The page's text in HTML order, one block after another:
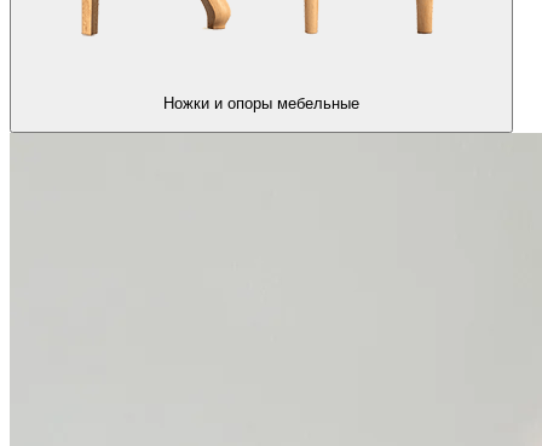
Ножки и опоры мебельные